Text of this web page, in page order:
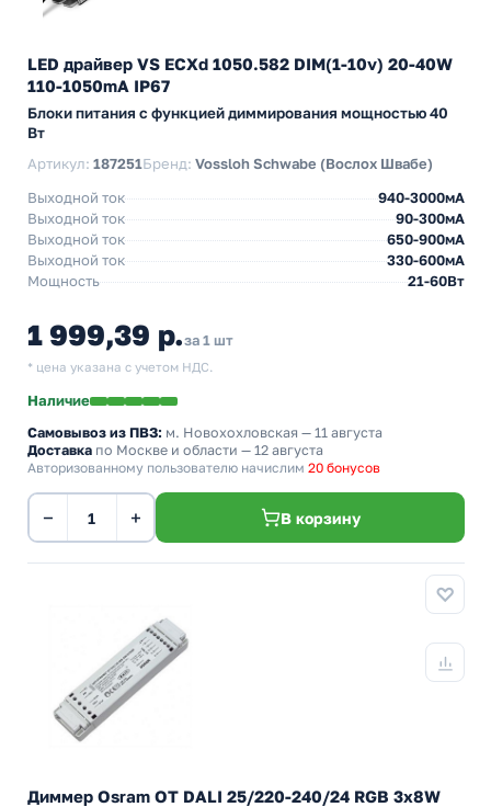
LED драйвер VS ECXd 1050.582 DIM(1-10v) 20-40W
110-1050mA IP67
Блоки питания с функцией диммирования мощностью 40
Вт
Артикул: 187251Бренд: Vossloh Schwabe (Вослох Швабе)
Выходной ток
940-3000мА
Выходной ток
90-300мА
Выходной ток
650-900мА
Выходной ток
330-600мА
Мощность
21-60Вт
1 999,39 р.за 1 шт
* цена указана с учетом НДС.
Наличие
Самовывоз из ПВЗ: м. Новохохловская — 11 августа
Доставка по Москве и области — 12 августа
Авторизованному пользователю начислим 20 бонусов
− + В корзину
Диммер Osram OT DALI 25/220-240/24 RGB 3x8W